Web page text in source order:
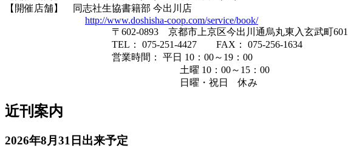
【開催店舗】 同志社生協書籍部 今出川店
http://www.doshisha-coop.com/service/book/
〒602-0893 京都市上京区今出川通烏丸東入玄武町601
TEL： 075-251-4427 FAX： 075-256-1634
営業時間： 平日 10：00～19：00
土曜 10：00～15：00
日曜・祝日 休み
近刊案内
2026年8月31日出来予定